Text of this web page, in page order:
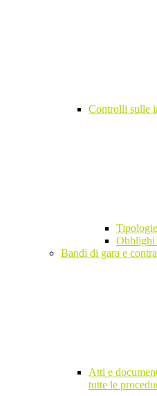
Controlli sulle
Obblighi
Bandi di gara e
Atti e
tutte le